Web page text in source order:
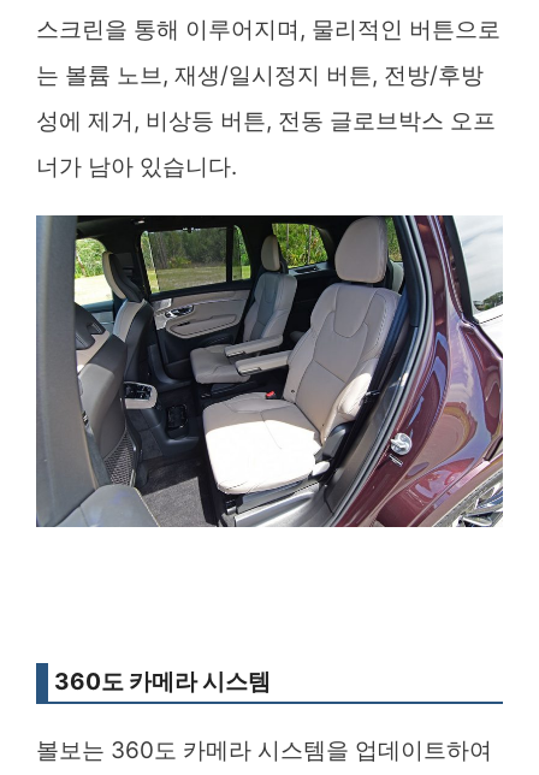
스크린을 통해 이루어지며, 물리적인 버튼으로
는 볼륨 노브, 재생/일시정지 버튼, 전방/후방
성에 제거, 비상등 버튼, 전동 글로브박스 오프
너가 남아 있습니다.
360도 카메라 시스템
볼보는 360도 카메라 시스템을 업데이트하여